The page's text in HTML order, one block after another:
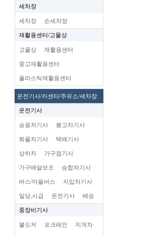
세차장
세차장 손세차장
재활용센터/고물상
고물상 재활용센터
중고재활용센터
플라스틱재활용센터
운전기사/카센타/주유소/세차장
운전기사
승용차기사 봉고차기사
화물차기사 택배기사
상하차 가구점기사
가구배달보조 승합차기사
버스/마을버스 지입차기사
일당,시급 운전기사 배송
중장비기사
불도저 포크레인 지게차